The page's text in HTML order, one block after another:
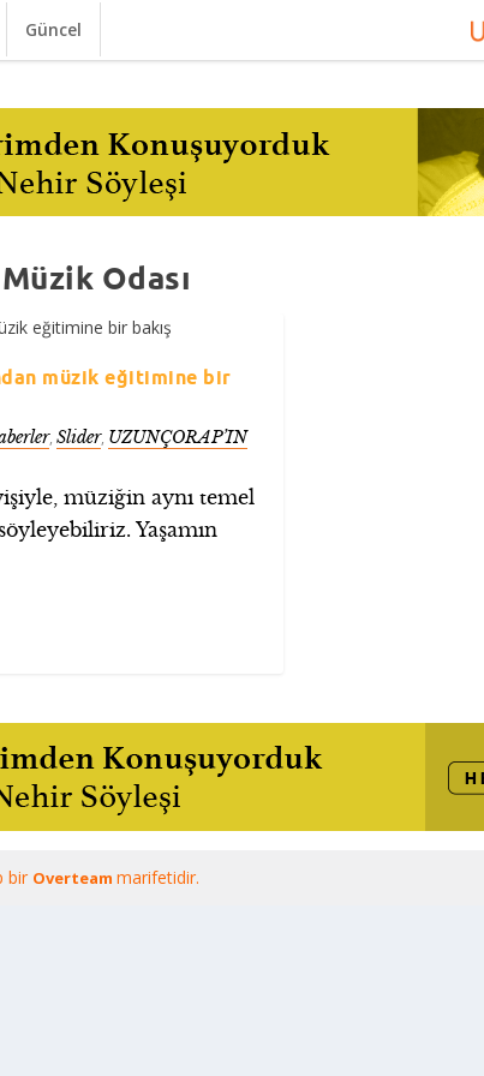
Güncel
Odası
müzik eğitimine bir
,Slider, UZUNÇORAP’IN
müziğin aynı temel
Yaşamın
bir Overteammarifetidir.